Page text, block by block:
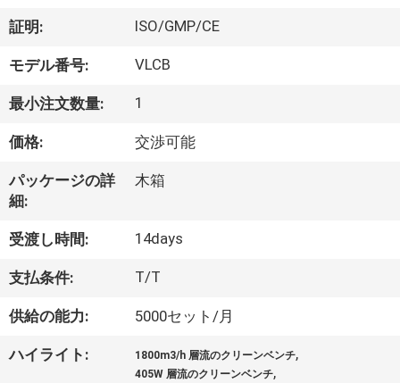
ビ
デ
オ
わ
た
ち
に
つ
証明: ISO/GMP/CE
モデル番号: VLCB
最小注文数量: 1
価格: 交渉可能
パッケージの詳
細:
木箱
受渡し時間: 14days
支払条件: T/T
供給の能力: 5000セット/月
ハイライト: 1800m3/h 層流のクリーンベンチ,
405W 層流のクリーンベンチ,